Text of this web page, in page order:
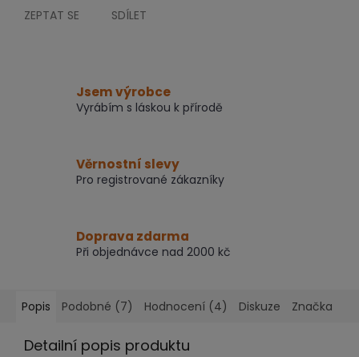
ZEPTAT SE SDÍLET
Jsem výrobce
Vyrábím s láskou k přírodě
Věrnostní slevy
Pro registrované zákazníky
Doprava zdarma
Při objednávce nad 2000 kč
Popis Podobné (7) Hodnocení (4) Diskuze Značka
Detailní popis produktu